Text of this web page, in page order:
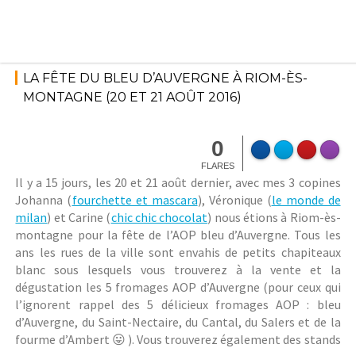
septembre
2016
Evénemen
ts, Une
touche
LA FÊTE DU BLEU D’AUVERGNE À RIOM-ÈS-
MONTAGNE (20 ET 21 AOÛT 2016)
0
FLARES
Il y a 15 jours, les 20 et 21 août dernier, avec mes 3 copines
Johanna (fourchette et mascara), Véronique (le monde de
milan) et Carine (chic chic chocolat) nous étions à Riom-ès-
montagne pour la fête de l’AOP bleu d’Auvergne. Tous les
ans les rues de la ville sont envahis de petits chapiteaux
blanc sous lesquels vous trouverez à la vente et la
dégustation les 5 fromages AOP d’Auvergne (pour ceux qui
l’ignorent rappel des 5 délicieux fromages AOP : bleu
d’Auvergne, du Saint-Nectaire, du Cantal, du Salers et de la
fourme d’Ambert 😛 ). Vous trouverez également des stands